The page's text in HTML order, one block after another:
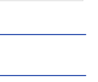
作家・高槻泉の小
ずに…。人間の命